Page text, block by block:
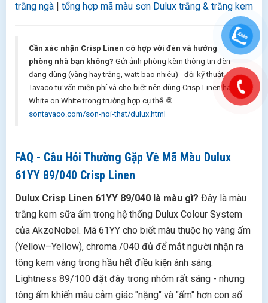
trắng ngà | tổng hợp mã màu sơn Dulux trắng & trắng kem
Cần xác nhận Crisp Linen có hợp với đèn và hướng
phòng nhà bạn không? Gửi ảnh phòng kèm thông tin đèn
đang dùng (vàng hay trắng, watt bao nhiêu) - đội kỹ thuật
Tavaco tư vấn miễn phí và cho biết nên dùng Crisp Linen hay
White on White trong trường hợp cụ thể. 🌐
sontavaco.com/son-noi-that/dulux.html
FAQ - Câu Hỏi Thường Gặp Về Mã Màu Dulux
61YY 89/040 Crisp Linen
Dulux Crisp Linen 61YY 89/040 là màu gì? Đây là màu
trắng kem sữa ấm trong hệ thống Dulux Colour System
của AkzoNobel. Mã 61YY cho biết màu thuộc họ vàng ấm
(Yellow–Yellow), chroma /040 đủ để mắt người nhận ra
tông kem vàng trong hầu hết điều kiện ánh sáng.
Lightness 89/100 đặt đây trong nhóm rất sáng - nhưng
tông ấm khiến màu cảm giác "nặng" và "ấm" hơn con số